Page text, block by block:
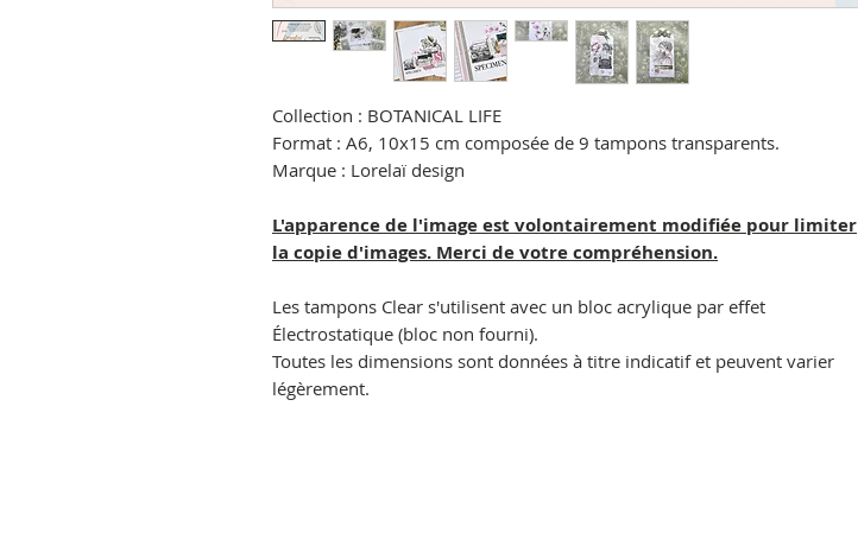
Collection : BOTANICAL LIFE
Format : A6, 10x15 cm composée de 9 tampons transparents.
Marque : Lorelaï design
L'apparence de l'image est volontairement modifiée pour limiter
la copie d'images. Merci de votre compréhension.
Les tampons Clear s'utilisent avec un bloc acrylique par effet
Électrostatique (bloc non fourni).
Toutes les dimensions sont données à titre indicatif et peuvent varier
légèrement.